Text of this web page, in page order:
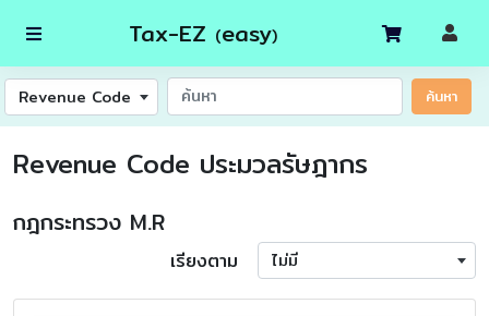
Tax-EZ (easy)
Revenue Code ค้นหา
Revenue Code ประมวลรัษฎากร
กฎกระทรวง M.R
เรียงตาม ไม่มี